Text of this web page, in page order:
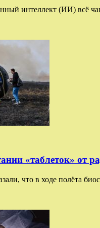
интеллект (ИИ) всё
«таблеток» от
что в ходе полёта